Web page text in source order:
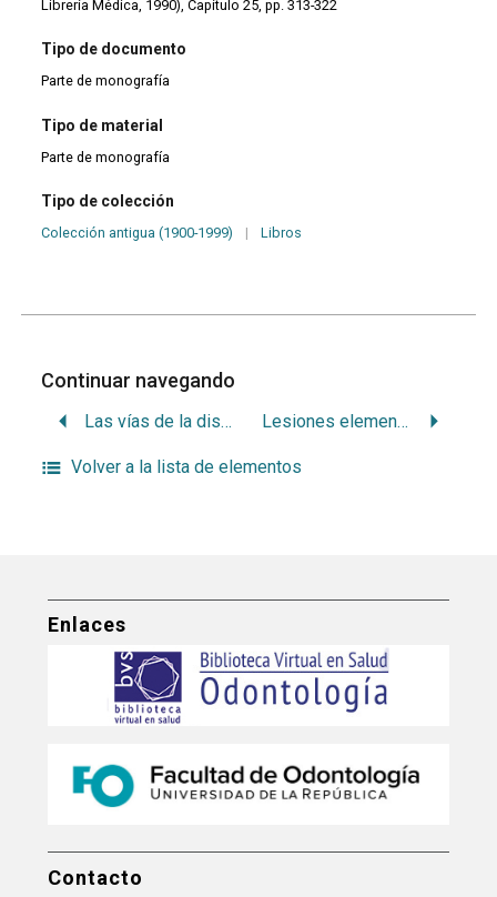
Librería Médica, 1990), Capítulo 25, pp. 313-322
Tipo de documento
Parte de monografía
Tipo de material
Parte de monografía
Tipo de colección
Colección antigua (1900-1999) | Libros
Continuar navegando
Las vías de la diseminación cancerosa Lesiones elementales de la mucosa bucal
Volver a la lista de elementos
Enlaces
Contacto